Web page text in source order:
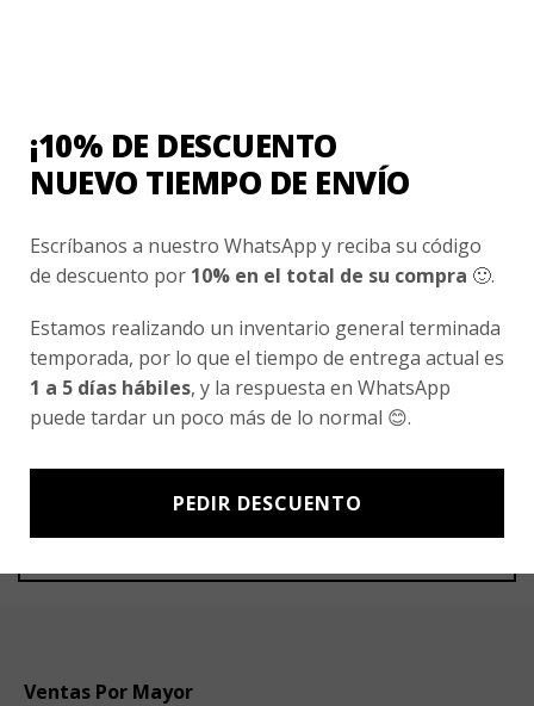
Nombre *
Correo electrónico*
Guarda mi nombre, correo electrónico y web
Ventas Por Mayor
¡10% DE DESCUENTO
NUEVO TIEMPO DE ENVÍO
Escríbanos a nuestro WhatsApp y reciba su código
de descuento por 10% en el total de su compra 🙂.
Estamos realizando un inventario general terminada
temporada, por lo que el tiempo de entrega actual es
1 a 5 días hábiles, y la respuesta en WhatsApp
puede tardar un poco más de lo normal 😊.
PEDIR DESCUENTO